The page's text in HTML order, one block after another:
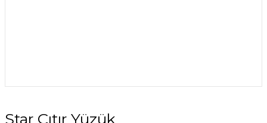
Star Çıtır Yüzük